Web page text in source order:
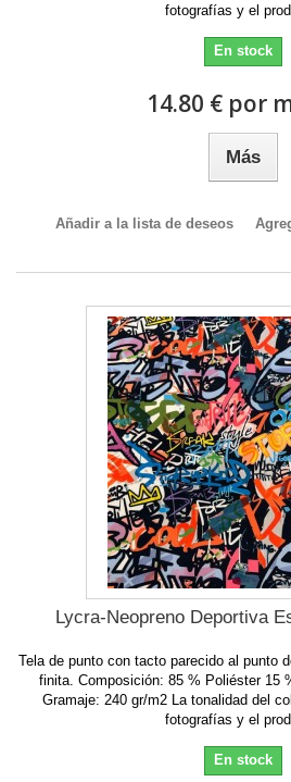
fotografías y el
En stock
14.80 € por
Más
Añadir a la lista de deseos
Lycra-Neopreno Deportiva
Tela de punto con tacto parecido al punto
finita. Composición: 85 % Poliéster 15
Gramaje: 240 gr/m2 La tonalidad del
fotografías y el
En stock